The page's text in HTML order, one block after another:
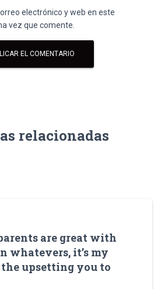
electrónico y web en este
vez que comente.
relacionadas
are great with
whatevers, it’s my
upsetting you to